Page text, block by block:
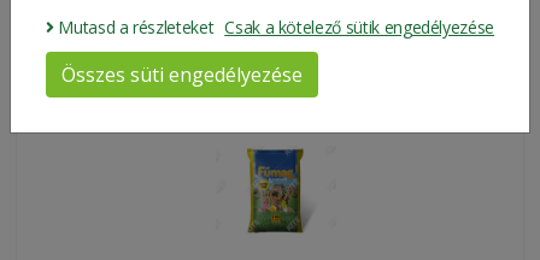
Grass Seed Mixture For Shady Area (5kg)
Mutasd a részleteket Csak a kötelező sütik engedélyezése
Összes süti engedélyezése